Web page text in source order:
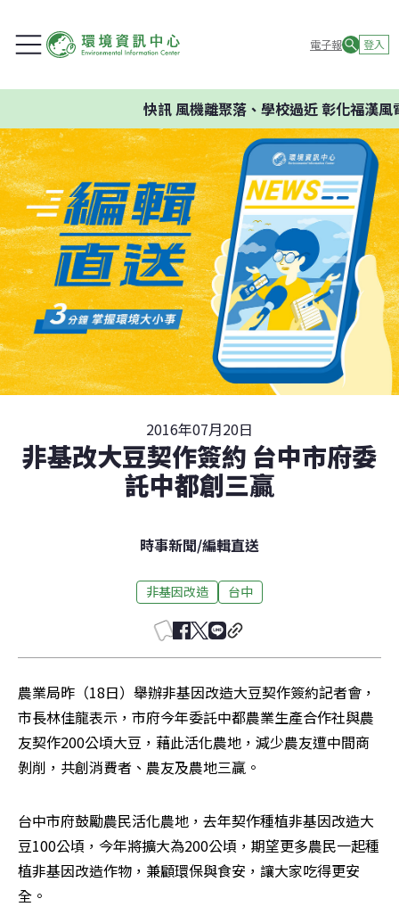
電子報 登入
快訊風機離聚落、學校過近 彰化福漢風電
2016年07月20日
非基改大豆契作簽約 台中市府委
託中都創三贏
時事新聞/編輯直送
非基因改造 台中
農業局昨（18日）舉辦非基因改造大豆契作簽約記者會，
市長林佳龍表示，市府今年委託中都農業生產合作社與農
友契作200公頃大豆，藉此活化農地，減少農友遭中間商
剝削，共創消費者、農友及農地三贏。
台中市府鼓勵農民活化農地，去年契作種植非基因改造大
豆100公頃，今年將擴大為200公頃，期望更多農民一起種
植非基因改造作物，兼顧環保與食安，讓大家吃得更安
全。